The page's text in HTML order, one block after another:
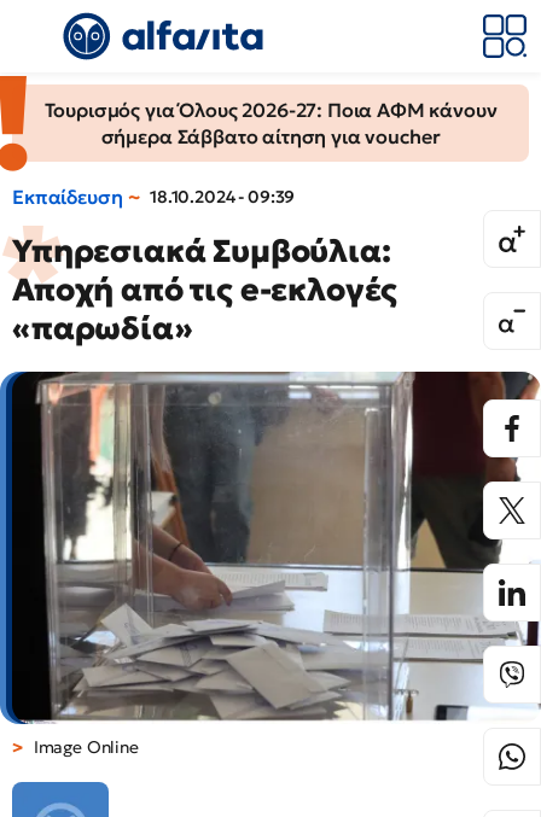
Τουρισμός για Όλους 2026-27: Ποια ΑΦΜ κάνουν
σήμερα Σάββατο αίτηση για voucher
Εκπαίδευση 18.10.2024 - 09:39
Υπηρεσιακά Συμβούλια:
Αποχή από τις e-εκλογές
«παρωδία»
Image Online